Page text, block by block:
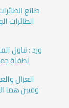
صانع
الطائرات
ورد : تناول
لطفلة
العزال
وفيين هما